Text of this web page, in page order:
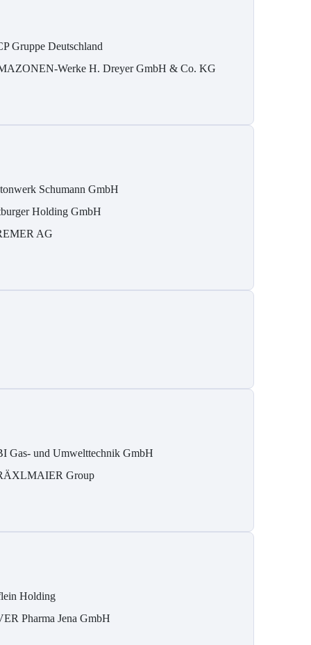
Gruppe Deutschland
Werke H. Dreyer GmbH & Co. KG
Schumann GmbH
Holding GmbH
AG
Gas- und Umwelttechnik GmbH
Group
Holding
Pharma Jena GmbH